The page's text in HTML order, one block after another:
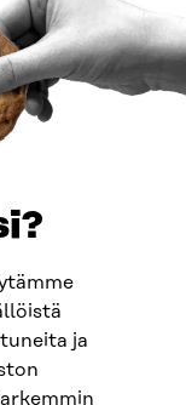
ja